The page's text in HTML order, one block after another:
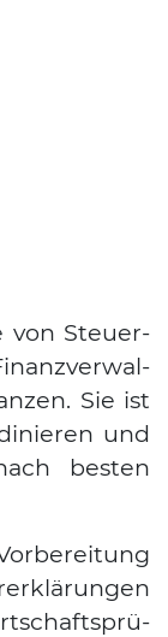
von Steu­er­
Sie ist
und
bes­ten